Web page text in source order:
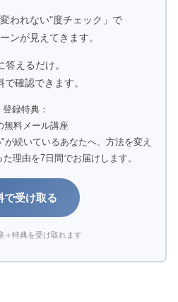
われない"度チェック」で
ンが見えてきます。
答えるだけ。
で確認できます。
登録特典：
無料メール講座
続いているあなたへ、方法を変え
理由を7日間でお届けします。
で受け取る
＋特典を受け取れます